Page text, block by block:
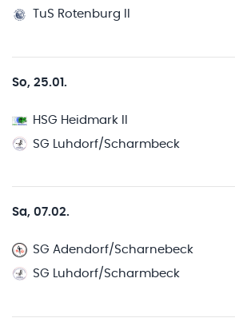
TuS Rotenburg II
So, 25.01.
HSG Heidmark II
SG Luhdorf/Scharmbeck
Sa, 07.02.
SG Adendorf/Scharnebeck
SG Luhdorf/Scharmbeck